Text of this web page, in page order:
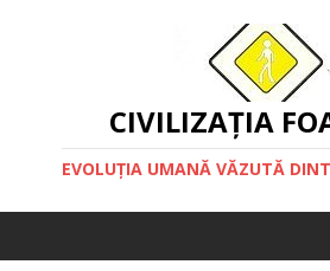
CIVILIZAȚIA
EVOLUȚIA UMANĂ VĂZUTĂ